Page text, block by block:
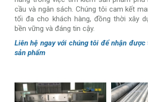
cầu và ngân sách. Chúng tôi cam kết
tối đa cho khách hàng, đồng thời xây
bền vững và đáng tin cậy.
Liên hệ ngay với chúng tôi để nhận
sản phẩm